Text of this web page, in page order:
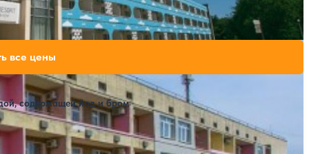
Расстояние до пляжа: 300 метров.
содержащей йод и бром
Расстояние до пляжа: 500 метров.
все цены